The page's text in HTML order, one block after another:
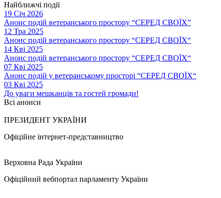
Найближчі події
19 Січ 2026
Анонс подій ветеранського простору “СЕРЕД СВОЇХ”
12 Тра 2025
Анонс подій ветеранського простору “СЕРЕД СВОЇХ“
14 Кві 2025
Анонс подій ветеранського простору “СЕРЕД СВОЇХ“
07 Кві 2025
Анонс подій у ветеранському просторі “СЕРЕД СВОЇХ“
03 Кві 2025
До уваги мешканців та гостей громади!
Всі анонси
ПРЕЗИДЕНТ УКРАЇНИ
Офіційне інтернет-представництво
Верховна Рада України
Офіційний вебпортал парламенту України